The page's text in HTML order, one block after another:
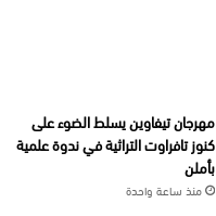
مهرجان تيفاوين يسلط الضوء على
كنوز تافراوت التراثية في ندوة علمية
بأملن
منذ ساعة واحدة